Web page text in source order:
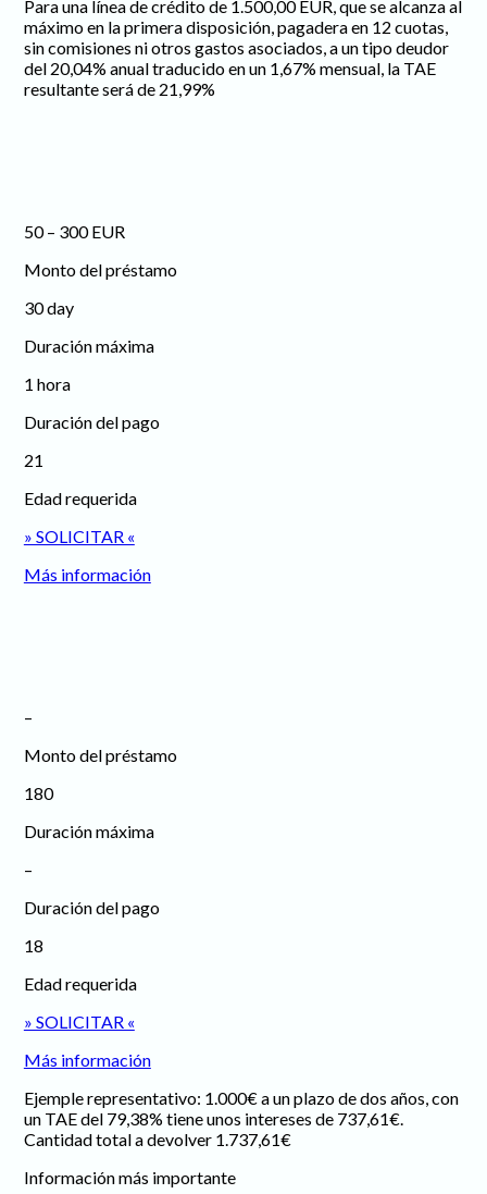
Para una línea de crédito de 1.500,00 EUR, que se alcanza al
máximo en la primera disposición, pagadera en 12 cuotas,
sin comisiones ni otros gastos asociados, a un tipo deudor
del 20,04% anual traducido en un 1,67% mensual, la TAE
resultante será de 21,99%
50 – 300 EUR
Monto del préstamo
30 day
Duración máxima
1 hora
Duración del pago
21
Edad requerida
» SOLICITAR «
Más información
–
Monto del préstamo
180
Duración máxima
–
Duración del pago
18
Edad requerida
» SOLICITAR «
Más información
Ejemple representativo: 1.000€ a un plazo de dos años, con
un TAE del 79,38% tiene unos intereses de 737,61€.
Cantidad total a devolver 1.737,61€
Información más importante